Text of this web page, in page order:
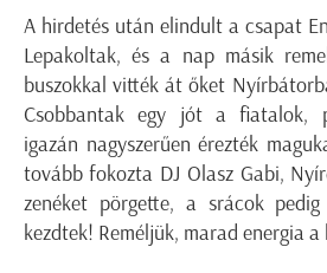
A hirdetés után elindult a csapat
Lepakoltak, és a nap másik
buszokkal vitték át őket
Csobbantak egy jót a fiatalok,
igazán nagyszerűen érezték
tovább fokozta DJ Olasz Gabi,
zenéket pörgette, a srácok
kezdtek! Reméljük, marad energia